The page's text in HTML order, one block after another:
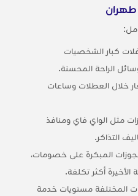
طهران
كبار الشخصيات
الراحة المحسنة.
خلال العطلات وساعات
مثل الواي فاي ومنافذ
التذاكر.
المبكرة على خصومات،
أكثر تكلفة.
المختلفة مستويات خدمة